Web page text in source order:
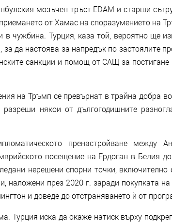
мозъчен тръст EDAM и старши
от Хамас на споразумението на
чужбина. Турция, каза той, вероятно ще
да настоява за напредък по застоялите
санкции и помощ от САЩ за постигане
на Тръмп се превърнат в трайна добра
някои от дългогодишните
пренастройване между
посещение на Ердоган в Белия
нерешени спорни точки,
наложени през 2020 г. заради покупката
и доведе до отстраняването ѝ от
Турция иска да окаже натиск върху